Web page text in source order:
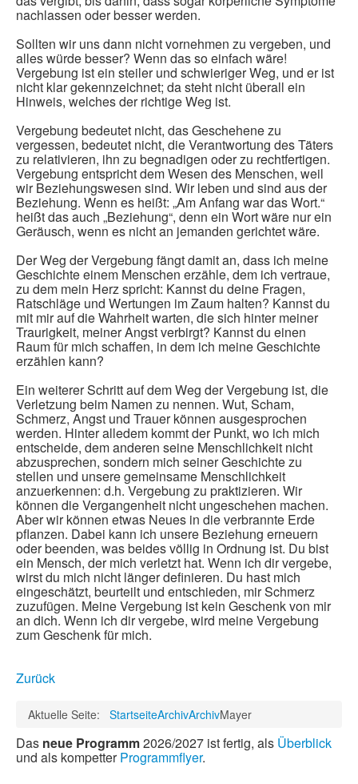
nachlassen oder besser werden.
Sollten wir uns dann nicht vornehmen zu vergeben, und
alles würde besser? Wenn das so einfach wäre!
Vergebung ist ein steiler und schwieriger Weg, und er ist
nicht klar gekennzeichnet; da steht nicht überall ein
Hinweis, welches der richtige Weg ist.
Vergebung bedeutet nicht, das Geschehene zu
vergessen, bedeutet nicht, die Verantwortung des Täters
zu relativieren, ihn zu begnadigen oder zu rechtfertigen.
Vergebung entspricht dem Wesen des Menschen, weil
wir Beziehungswesen sind. Wir leben und sind aus der
Beziehung. Wenn es heißt: „Am Anfang war das Wort.“
heißt das auch „Beziehung“, denn ein Wort wäre nur ein
Geräusch, wenn es nicht an jemanden gerichtet wäre.
Der Weg der Vergebung fängt damit an, dass ich meine
Geschichte einem Menschen erzähle, dem ich vertraue,
zu dem mein Herz spricht: Kannst du deine Fragen,
Ratschläge und Wertungen im Zaum halten? Kannst du
mit mir auf die Wahrheit warten, die sich hinter meiner
Traurigkeit, meiner Angst verbirgt? Kannst du einen
Raum für mich schaffen, in dem ich meine Geschichte
erzählen kann?
Ein weiterer Schritt auf dem Weg der Vergebung ist, die
Verletzung beim Namen zu nennen. Wut, Scham,
Schmerz, Angst und Trauer können ausgesprochen
werden. Hinter alledem kommt der Punkt, wo ich mich
entscheide, dem anderen seine Menschlichkeit nicht
abzusprechen, sondern mich seiner Geschichte zu
stellen und unsere gemeinsame Menschlichkeit
anzuerkennen: d.h. Vergebung zu praktizieren. Wir
können die Vergangenheit nicht ungeschehen machen.
Aber wir können etwas Neues in die verbrannte Erde
pflanzen. Dabei kann ich unsere Beziehung erneuern
oder beenden, was beides völlig in Ordnung ist. Du bist
ein Mensch, der mich verletzt hat. Wenn ich dir vergebe,
wirst du mich nicht länger definieren. Du hast mich
eingeschätzt, beurteilt und entschieden, mir Schmerz
zuzufügen. Meine Vergebung ist kein Geschenk von mir
an dich. Wenn ich dir vergebe, wird meine Vergebung
zum Geschenk für mich.
Zurück
Aktuelle Seite: StartseiteArchivArchivMayer
Das neue Programm2026/2027 ist fertig, als Überblick
und als kompetterProgrammflyer.